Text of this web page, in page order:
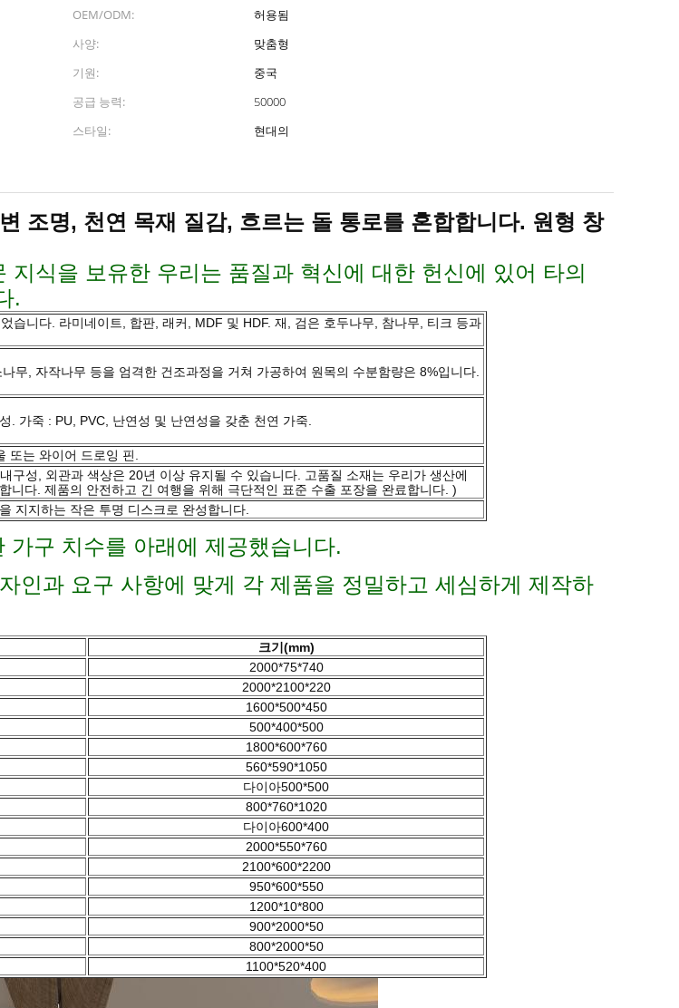
OEM/ODM:
허용됨
사양:
맞춤형
기원:
중국
공급 능력:
50000
스타일:
현대의
조명, 천연 목재 질감, 흐르는 돌 통로를 혼합합니다. 원형 창
식을 보유한 우리는 품질과 혁신에 대한 헌신에 있어 타의
.
습니다. 라미네이트, 합판, 래커, MDF 및 HDF. 재, 검은 호두나무, 참나무, 티크 등과
무, 자작나무 등을 엄격한 건조과정을 거쳐 가공하여 원목의 수분함량은 8%입니다.
가죽 : PU, PVC, 난연성 및 난연성을 갖춘 천연 가죽.
또는 와이어 드로잉 핀.
성, 외관과 색상은 20년 이상 유지될 수 있습니다. 고품질 소재는 우리가 생산에
다. 제품의 안전하고 긴 여행을 위해 극단적인 표준 수출 포장을 완료합니다. )
지지하는 작은 투명 디스크로 완성합니다.
구 치수를 아래에 제공했습니다.
인과 요구 사항에 맞게 각 제품을 정밀하고 세심하게 제작하
크기(mm)
2000*75*740
2000*2100*220
1600*500*450
500*400*500
1800*600*760
560*590*1050
다이아500*500
800*760*1020
다이아600*400
2000*550*760
2100*600*2200
950*600*550
1200*10*800
900*2000*50
800*2000*50
1100*520*400